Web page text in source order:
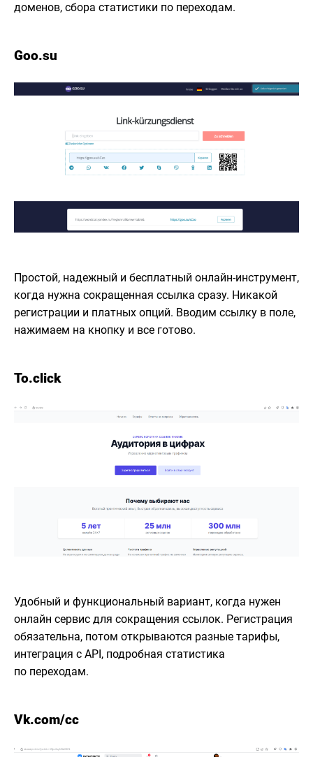
доменов, сбора статистики по переходам.
Goo.su
Простой, надежный и бесплатный онлайн-инструмент,
когда нужна сокращенная ссылка сразу. Никакой
регистрации и платных опций. Вводим ссылку в поле,
нажимаем на кнопку и все готово.
To.click
Удобный и функциональный вариант, когда нужен
онлайн сервис для сокращения ссылок. Регистрация
обязательна, потом открываются разные тарифы,
интеграция с API, подробная статистика
по переходам.
Vk.com/cc